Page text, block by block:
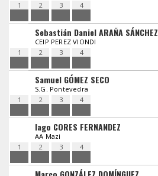
1
2 3 4
Sebastián Daniel ARAÑA SÁNCHEZ
CEIP PEREZ VIONDI
1
2 3 4
Samuel GÓMEZ SECO
S.G. Pontevedra
1
2 3 4
Iago CORES FERNANDEZ
AA Mazi
1
2 3 4